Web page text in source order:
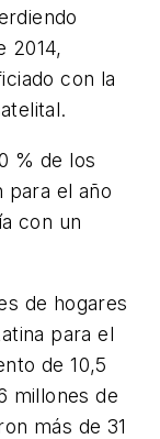
2014,
con la
% de los
para el año
con un
de hogares
para el
de 10,5
millones de
más de 31